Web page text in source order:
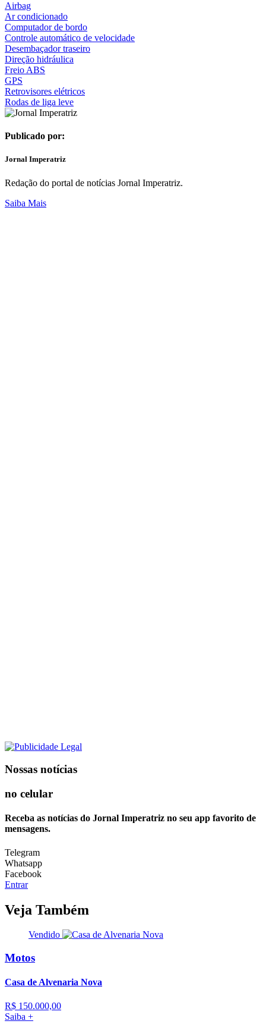
Airbag
Ar condicionado
Computador de bordo
Controle automático de velocidade
Desembaçador traseiro
Direção hidráulica
Freio ABS
GPS
Retrovisores elétricos
Rodas de liga leve
Publicado por:
Jornal Imperatriz
Redação do portal de notícias Jornal Imperatriz.
Saiba Mais
Nossas notícias
no celular
Receba as notícias do Jornal Imperatriz no seu app favorito de
mensagens.
Telegram
Whatsapp
Facebook
Entrar
Veja Também
Vendido
Motos
Casa de Alvenaria Nova
R$ 150.000,00
Saiba +